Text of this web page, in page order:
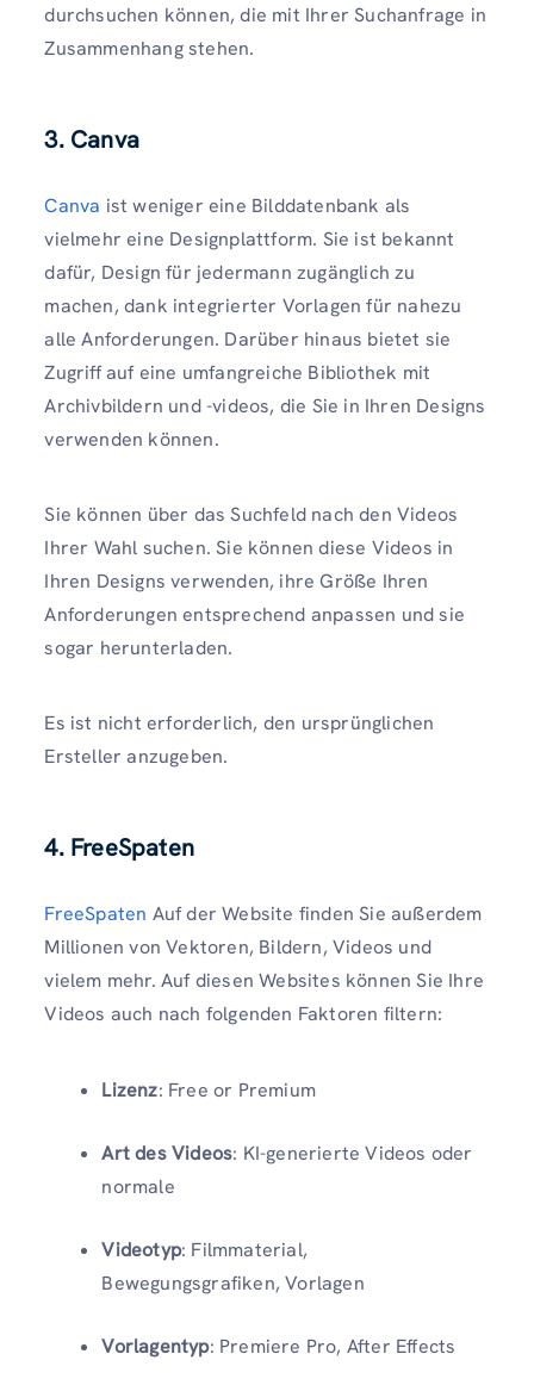
durchsuchen können, die mit Ihrer Suchanfrage in
Zusammenhang stehen.
3. Canva
Canva ist weniger eine Bilddatenbank als
vielmehr eine Designplattform. Sie ist bekannt
dafür, Design für jedermann zugänglich zu
machen, dank integrierter Vorlagen für nahezu
alle Anforderungen. Darüber hinaus bietet sie
Zugriff auf eine umfangreiche Bibliothek mit
Archivbildern und -videos, die Sie in Ihren Designs
verwenden können.
Sie können über das Suchfeld nach den Videos
Ihrer Wahl suchen. Sie können diese Videos in
Ihren Designs verwenden, ihre Größe Ihren
Anforderungen entsprechend anpassen und sie
sogar herunterladen.
Es ist nicht erforderlich, den ursprünglichen
Ersteller anzugeben.
4. FreeSpaten
FreeSpaten Auf der Website finden Sie außerdem
Millionen von Vektoren, Bildern, Videos und
vielem mehr. Auf diesen Websites können Sie Ihre
Videos auch nach folgenden Faktoren filtern:
Lizenz: Free or Premium
Art des Videos: KI-generierte Videos oder
normale
Videotyp: Filmmaterial,
Bewegungsgrafiken, Vorlagen
Vorlagentyp: Premiere Pro, After Effects